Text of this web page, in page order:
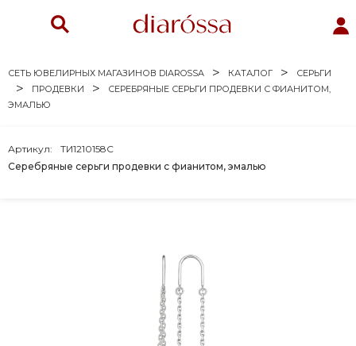
СЕТЬ ЮВЕЛИРНЫХ МАГАЗИНОВ DIAROSSA КАТАЛОГ
СЕРЬГИ
ПРОДЕВКИ
СЕРЕБРЯНЫЕ СЕРЬГИ ПРОДЕВКИ С ФИАНИТОМ,
ЭМАЛЬЮ
Серебряные серьги продевки с фианитом, эмалью
Артикул: ТИ1210158С